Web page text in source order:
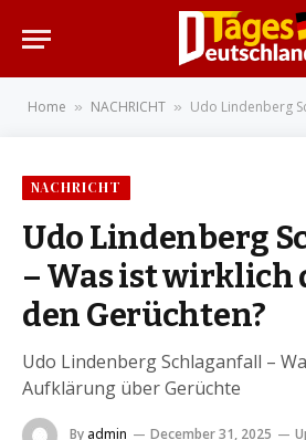
Home » NACHRICHT » Udo Lindenberg Schlaganfall
NACHRICHT
Udo Lindenberg
– Was ist wirklich
den Gerüchten?
Udo Lindenberg Schlaganfall –
Aufklärung über Gerüchte
By admin December 31, 2025